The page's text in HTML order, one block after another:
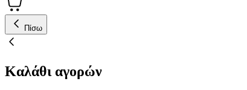
Πίσω
Καλάθι αγορών